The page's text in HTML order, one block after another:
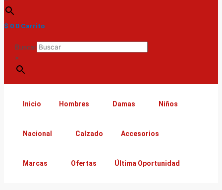
$ 0 0 Carrito
Buscar
×
Inicio Hombres Damas Niños
Nacional Calzado Accesorios
Marcas Ofertas Última Oportunidad